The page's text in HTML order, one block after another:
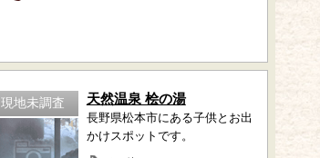
現地未調査 天然温泉 桧の湯
長野県松本市にある子供とお出
かけスポットです。